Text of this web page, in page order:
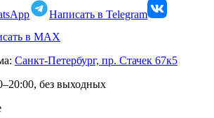
Написать в Telegram
в MAX
Санкт-Петербург, пр. Стачек 67к5
без выходных